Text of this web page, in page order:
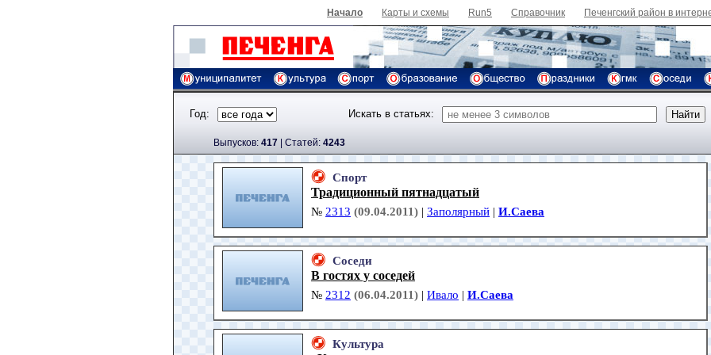
Начало Карты и схемы Run5 Справочник Печенгский район в
Год: Искать в статьях:
Выпусков: 417 | Cтатей: 4243
Спорт
Традиционный пятнадцатый
№ 2313 (09.04.2011) | Заполярный | И.Саева
Соседи
В гостях у соседей
№ 2312 (06.04.2011) | Ивало | И.Саева
Культура